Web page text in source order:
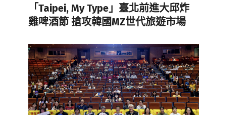
「Taipei, My Type」臺北前進大邱炸
雞啤酒節 搶攻韓國MZ世代旅遊市場